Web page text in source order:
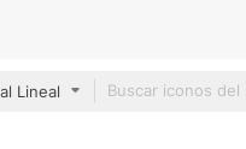
Lineal